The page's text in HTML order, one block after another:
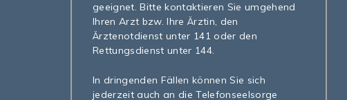
geeignet. Bitte kontaktieren Sie umgehend
Ihren Arzt bzw. Ihre Ärztin, den
Ärztenotdienst unter 141 oder den
Rettungsdienst unter 144.
In dringenden Fällen können Sie sich
jederzeit auch an die Telefonseelsorge